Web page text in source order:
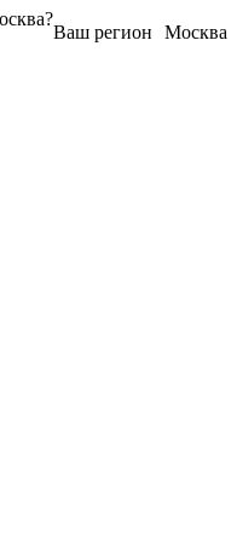
Москва
Ваш регион
?